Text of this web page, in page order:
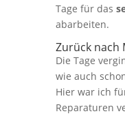
Tage für das
abarbeiten.
Zurück nach
Die Tage
wie auch
Hier war ich
Reparaturen